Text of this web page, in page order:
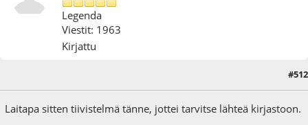
Legenda
Viestit: 1963
Kirjattu
#512
Laitapa sitten tiivistelmä tänne, jottei tarvitse lähteä kirjastoon.